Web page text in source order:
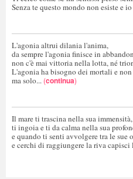
Senza te questo mondo non esiste e
L'agonia altrui dilania l'anima,
da sempre l'agonia finisce in
non c'è mai vittoria nella lotta, né
L'agonia ha bisogno dei mortali e
ma solo... (continua)
Il mare ti trascina nella sua immensità,
ti ingoia e ti da calma nella sua
e quando ti senti avvolgere tra le sue
e cerchi di raggiungere la riva capisci